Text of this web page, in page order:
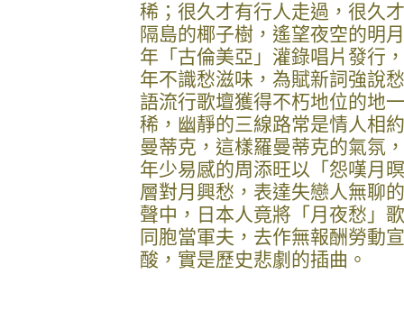
稀；很久才有行人走過，很久
隔島的椰子樹，遙望夜空的明
年「古倫美亞」灌錄唱片發行
年不識愁滋味，為賦新詞強說
語流行歌壇獲得不朽地位的地
稀，幽靜的三線路常是情人相
曼蒂克，這樣羅曼蒂克的氣氛
年少易感的周添旺以「怨嘆月
層對月興愁，表達失戀人無聊
聲中，日本人竟將「月夜愁」
同胞當軍夫，去作無報酬勞動
酸，實是歷史悲劇的插曲。